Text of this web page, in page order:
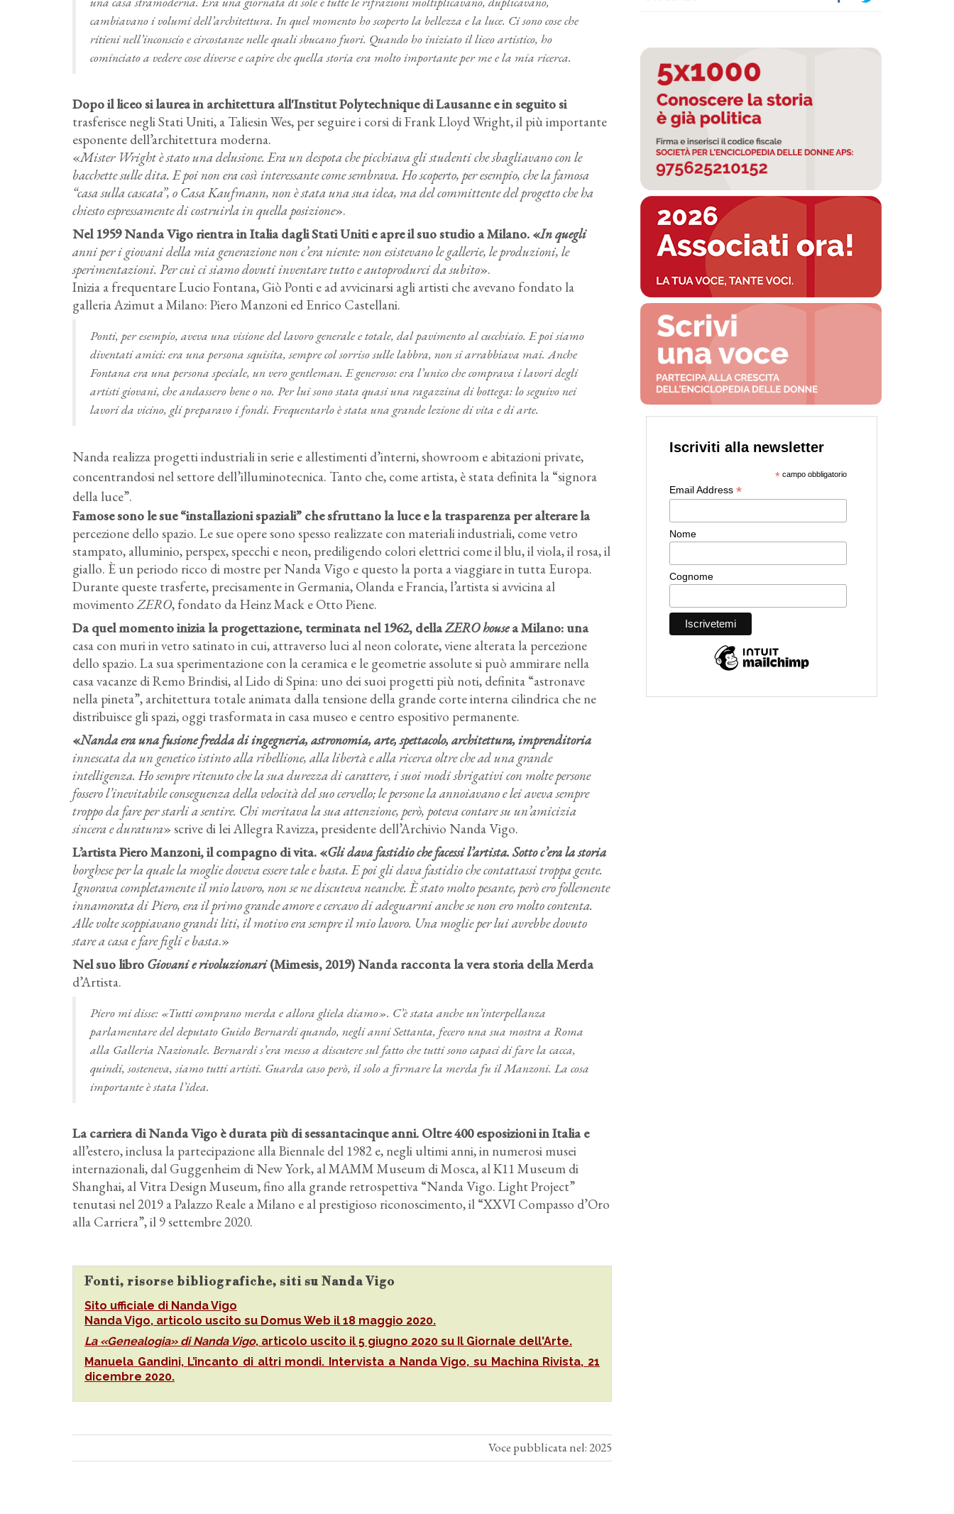
cambiavano i volumi dell’architettura. In quel momento ho scoperto la bellezza e la luce. Ci sono cose che
ritieni nell’inconscio e circostanze nelle quali sbucano fuori. Quando ho iniziato il liceo artistico, ho
cominciato a vedere cose diverse e capire che quella storia era molto importante per me e la mia ricerca.
Dopo il liceo si laurea in architettura all'Institut Polytechnique di Lausanne e in seguito si
trasferisce negli Stati Uniti, a Taliesin Wes, per seguire i corsi di Frank Lloyd Wright, il più importante
esponente dell’architettura moderna.
«Mister Wright è stato una delusione. Era un despota che picchiava gli studenti che sbagliavano con le
bacchette sulle dita. E poi non era così interessante come sembrava. Ho scoperto, per esempio, che la famosa
“casa sulla cascata”, o Casa Kaufmann, non è stata una sua idea, ma del committente del progetto che ha
chiesto espressamente di costruirla in quella posizione».
Nel 1959 Nanda Vigo rientra in Italia dagli Stati Uniti e apre il suo studio a Milano. «In quegli
anni per i giovani della mia generazione non c’era niente: non esistevano le gallerie, le produzioni, le
sperimentazioni. Per cui ci siamo dovuti inventare tutto e autoprodurci da subito».
Inizia a frequentare Lucio Fontana, Giò Ponti e ad avvicinarsi agli artisti che avevano fondato la
galleria Azimut a Milano: Piero Manzoni ed Enrico Castellani.
Ponti, per esempio, aveva una visione del lavoro generale e totale, dal pavimento al cucchiaio. E poi siamo
diventati amici: era una persona squisita, sempre col sorriso sulle labbra, non si arrabbiava mai. Anche
Fontana era una persona speciale, un vero gentleman. E generoso: era l’unico che comprava i lavori degli
artisti giovani, che andassero bene o no. Per lui sono stata quasi una ragazzina di bottega: lo seguivo nei
lavori da vicino, gli preparavo i fondi. Frequentarlo è stata una grande lezione di vita e di arte.
Nanda realizza progetti industriali in serie e allestimenti d’interni, showroom e abitazioni private,
concentrandosi nel settore dell’illuminotecnica. Tanto che, come artista, è stata definita la “signora
della luce”.
Famose sono le sue “installazioni spaziali” che sfruttano la luce e la trasparenza per alterare la
percezione dello spazio. Le sue opere sono spesso realizzate con materiali industriali, come vetro
stampato, alluminio, perspex, specchi e neon, prediligendo colori elettrici come il blu, il viola, il rosa, il
giallo. È un periodo ricco di mostre per Nanda Vigo e questo la porta a viaggiare in tutta Europa.
Durante queste trasferte, precisamente in Germania, Olanda e Francia, l’artista si avvicina al
movimentoZERO, fondato da Heinz Mack e Otto Piene.
Da quel momento inizia la progettazione, terminata nel 1962, dellaZERO housea Milano: una
casa con muri in vetro satinato in cui, attraverso luci al neon colorate, viene alterata la percezione
dello spazio. La sua sperimentazione con la ceramica e le geometrie assolute si può ammirare nella
casa vacanze di Remo Brindisi, al Lido di Spina: uno dei suoi progetti più noti, definita “astronave
nella pineta”, architettura totale animata dalla tensione della grande corte interna cilindrica che ne
distribuisce gli spazi, oggi trasformata in casa museo e centro espositivo permanente.
«Nanda era una fusione fredda di ingegneria, astronomia, arte, spettacolo, architettura, imprenditoria
innescata da un genetico istinto alla ribellione, alla libertà e alla ricerca oltre che ad una grande
intelligenza. Ho sempre ritenuto che la sua durezza di carattere, i suoi modi sbrigativi con molte persone
fossero l’inevitabile conseguenza della velocità del suo cervello; le persone la annoiavano e lei aveva sempre
troppo da fare per starli a sentire. Chi meritava la sua attenzione, però, poteva contare su un’amicizia
sincera e duratura» scrive di lei Allegra Ravizza, presidente dell’Archivio Nanda Vigo.
L’artista Piero Manzoni, il compagno di vita. «Gli dava fastidio che facessi l’artista. Sotto c’era la storia
borghese per la quale la moglie doveva essere tale e basta. E poi gli dava fastidio che contattassi troppa gente.
Ignorava completamente il mio lavoro, non se ne discuteva neanche. È stato molto pesante, però ero follemente
innamorata di Piero, era il primo grande amore e cercavo di adeguarmi anche se non ero molto contenta.
Alle volte scoppiavano grandi liti, il motivo era sempre il mio lavoro. Una moglie per lui avrebbe dovuto
stare a casa e fare figli e basta.»
Nel suo libro Giovani e rivoluzionari(Mimesis, 2019) Nanda racconta la vera storia della Merda
d’Artista.
Piero mi disse: «Tutti comprano merda e allora gliela diamo». C’è stata anche un’interpellanza
parlamentare del deputato Guido Bernardi quando, negli anni Settanta, fecero una sua mostra a Roma
alla Galleria Nazionale. Bernardi s’era messo a discutere sul fatto che tutti sono capaci di fare la cacca,
quindi, sosteneva, siamo tutti artisti. Guarda caso però, il solo a firmare la merda fu il Manzoni. La cosa
importante è stata l’idea.
La carriera di Nanda Vigo è durata più di sessantacinque anni. Oltre 400 esposizioni in Italia e
all’estero, inclusa la partecipazione alla Biennale del 1982 e, negli ultimi anni, in numerosi musei
internazionali, dal Guggenheim di New York, al MAMM Museum di Mosca, al K11 Museum di
Shanghai, al Vitra Design Museum, fino alla grande retrospettiva “Nanda Vigo. Light Project”
tenutasi nel 2019 a Palazzo Reale a Milano e al prestigioso riconoscimento, il “XXVI Compasso d’Oro
alla Carriera”, il 9 settembre 2020.
Fonti, risorse bibliografiche, siti su Nanda Vigo
Sito ufficiale di Nanda Vigo
Nanda Vigo, articolo uscito su Domus Web il 18 maggio 2020.
La «Genealogia» di Nanda Vigo, articolo uscito il 5 giugno 2020 su Il Giornale dell'Arte.
Manuela Gandini, L’incanto di altri mondi. Intervista a Nanda Vigo, su Machina Rivista, 21
dicembre 2020.
Voce pubblicata nel: 2025